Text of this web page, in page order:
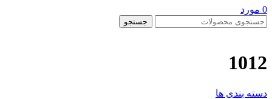
0 مورد
جستجو
1012
دسته بندی ها